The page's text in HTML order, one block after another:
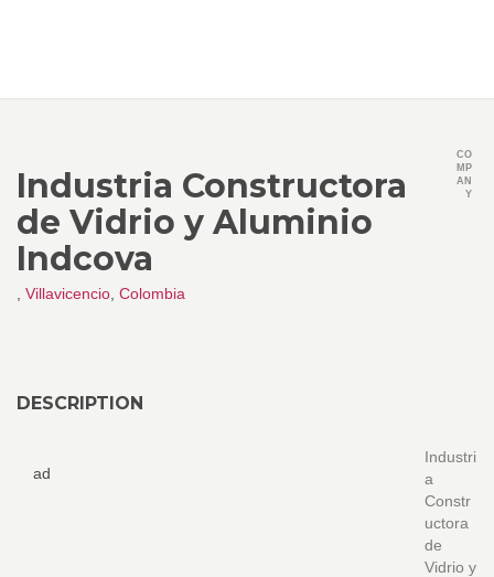
Industria Constructora
de Vidrio y Aluminio
Indcova
Villavicencio Colombia
CO
MP
AN
Y
DESCRIPTION
ad
Industri
a
Constr
uctora
de
Vidrio y